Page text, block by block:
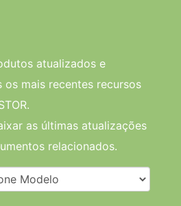
atualizados e
mais recentes recursos
as últimas atualizações
relacionados.
Modelo